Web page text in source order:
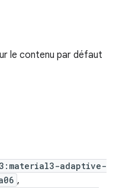
le contenu par défaut
adaptive-
,